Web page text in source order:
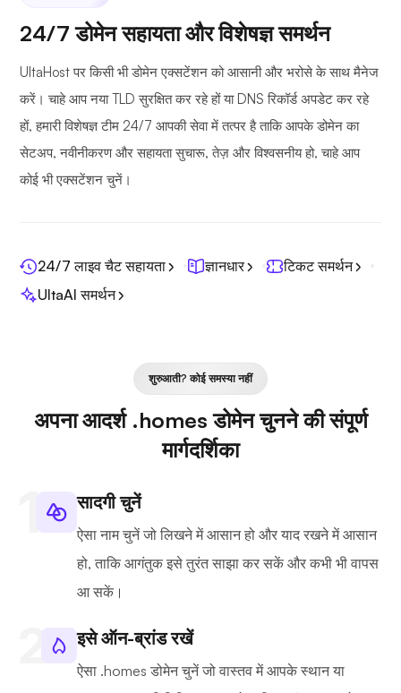
24/7 डोमेन सहायता और विशेषज्ञ समर्थन
UltaHost पर किसी भी डोमेन एक्सटेंशन को आसानी और भरोसे के साथ मैनेज
करें। चाहे आप नया TLD सुरक्षित कर रहे हों या DNS रिकॉर्ड अपडेट कर रहे
हों, हमारी विशेषज्ञ टीम 24/7 आपकी सेवा में तत्पर है ताकि आपके डोमेन का
सेटअप, नवीनीकरण और सहायता सुचारू, तेज़ और विश्वसनीय हो, चाहे आप
कोई भी एक्सटेंशन चुनें।
24/7 लाइव चैट सहायता ज्ञानधार
टिकट समर्थन
UltaAI समर्थन
शुरुआती? कोई समस्या नहीं
अपना आदर्श .homes डोमेन चुनने की संपूर्ण
मार्गदर्शिका
सादगी चुनें
ऐसा नाम चुनें जो लिखने में आसान हो और याद रखने में आसान
हो, ताकि आगंतुक इसे तुरंत साझा कर सकें और कभी भी वापस
आ सकें।
इसे ऑन-ब्रांड रखें
ऐसा .homes डोमेन चुनें जो वास्तव में आपके स्थान या